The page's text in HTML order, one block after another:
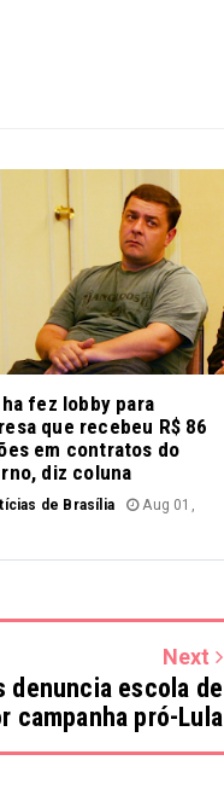
fez lobby para
que recebeu R$ 86
em contratos do
diz coluna
de Brasília
Aug 01,
Next
denuncia escola de
campanha pró-Lula